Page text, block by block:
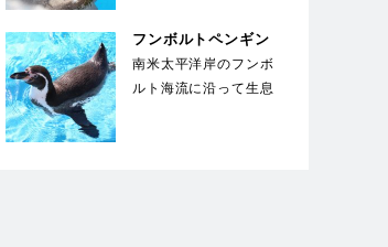
動能力が高く俊敏な
動…
フンボルトペンギン
南米太平洋岸のフンボ
ルト海流に沿って生息